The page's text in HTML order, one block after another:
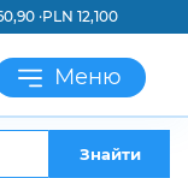
·PLN 12,100
Меню
Знайти